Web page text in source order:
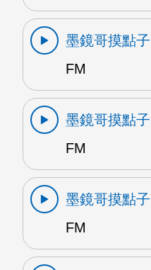
墨鏡哥摸點子
FM
墨鏡哥摸點子
FM
墨鏡哥摸點子
FM